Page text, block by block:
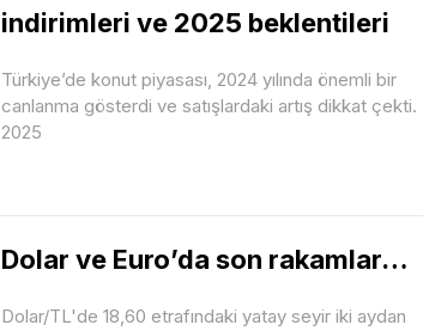
indirimleri ve 2025 beklentileri
Türkiye’de konut piyasası, 2024 yılında önemli bir
canlanma gösterdi ve satışlardaki artış dikkat çekti.
2025
Dolar ve Euro’da son rakamlar…
Dolar/TL'de 18,60 etrafındaki yatay seyir iki aydan